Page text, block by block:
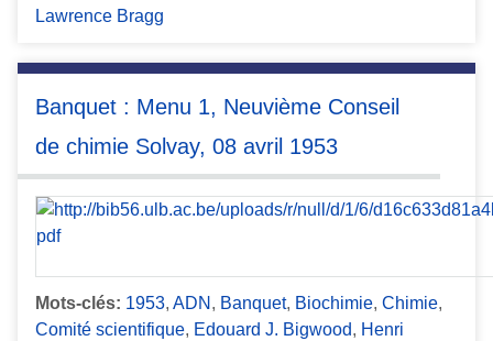
Lawrence Bragg
Banquet : Menu 1, Neuvième Conseil
de chimie Solvay, 08 avril 1953
Mots-clés: 1953, ADN , Banquet, Biochimie, Chimie,
Comité scientifique, Edouard J. Bigwood, Henri